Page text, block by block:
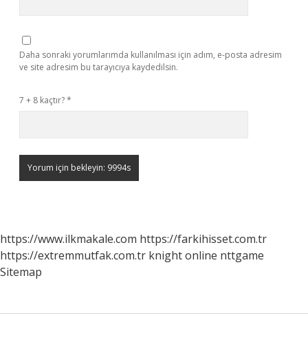
Daha sonraki yorumlarımda kullanılması için adım, e-posta adresim
ve site adresim bu tarayıcıya kaydedilsin.
7 + 8 kaçtır?*
https://www.ilkmakale.com https://farkihisset.com.tr
https://extremmutfak.com.tr knight online nttgame
Sitemap